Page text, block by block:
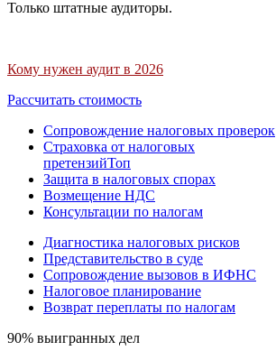
Только штатные аудиторы.
Кому нужен аудит в 2026
Рассчитать стоимость
Сопровождение налоговых проверок
Страховка от налоговых
претензийТоп
Защита в налоговых спорах
Возмещение НДС
Консультации по налогам
Диагностика налоговых рисков
Представительство в суде
Сопровождение вызовов в ИФНС
Налоговое планирование
Возврат переплаты по налогам
90% выигранных дел